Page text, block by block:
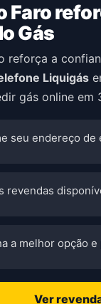
Faro
Gás
reforça a
Liquigás
gás online em
seu endereço de
revendas
a melhor opção
Ver